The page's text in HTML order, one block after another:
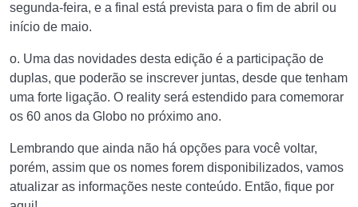
segunda-feira, e a final está prevista para o fim de abril ou
início de maio.
o. Uma das novidades desta edição é a participação de
duplas, que poderão se inscrever juntas, desde que tenham
uma forte ligação. O reality será estendido para comemorar
os 60 anos da Globo no próximo ano.
Lembrando que ainda não há opções para você voltar,
porém, assim que os nomes forem disponibilizados, vamos
atualizar as informações neste conteúdo. Então, fique por